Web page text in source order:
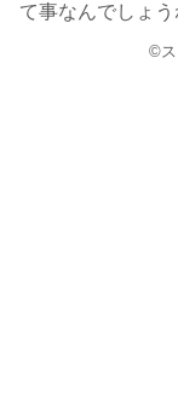
て事なんでしょう
©ス